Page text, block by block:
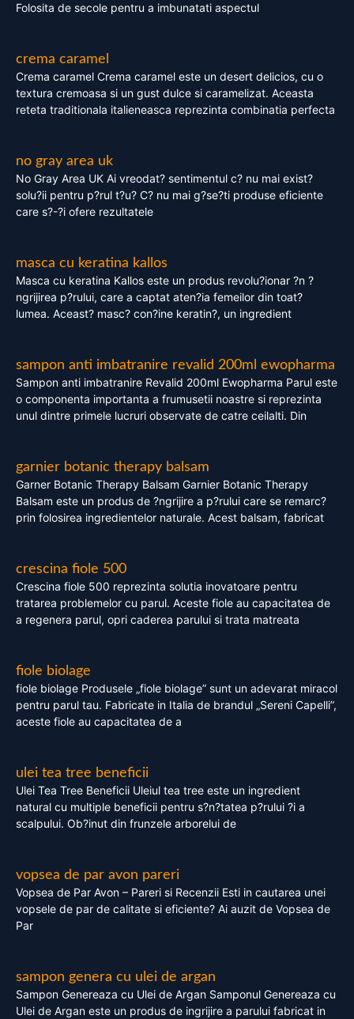
Folosita de secole pentru a imbunatati aspectul
crema caramel
Crema caramel Crema caramel este un desert delicios, cu o
textura cremoasa si un gust dulce si caramelizat. Aceasta
reteta traditionala italieneasca reprezinta combinatia perfecta
no gray area uk
No Gray Area UK Ai vreodat? sentimentul c? nu mai exist?
solu?ii pentru p?rul t?u? C? nu mai g?se?ti produse eficiente
care s?-?i ofere rezultatele
masca cu keratina kallos
Masca cu keratina Kallos este un produs revolu?ionar ?n ?
ngrijirea p?rului, care a captat aten?ia femeilor din toat?
lumea. Aceast? masc? con?ine keratin?, un ingredient
sampon anti imbatranire revalid 200ml ewopharma
Sampon anti imbatranire Revalid 200ml Ewopharma Parul este
o componenta importanta a frumusetii noastre si reprezinta
unul dintre primele lucruri observate de catre ceilalti. Din
garnier botanic therapy balsam
Garner Botanic Therapy Balsam Garnier Botanic Therapy
Balsam este un produs de ?ngrijire a p?rului care se remarc?
prin folosirea ingredientelor naturale. Acest balsam, fabricat
crescina fiole 500
Crescina fiole 500 reprezinta solutia inovatoare pentru
tratarea problemelor cu parul. Aceste fiole au capacitatea de
a regenera parul, opri caderea parului si trata matreata
fiole biolage
fiole biolage Produsele „fiole biolage” sunt un adevarat miracol
pentru parul tau. Fabricate in Italia de brandul „Sereni Capelli”,
aceste fiole au capacitatea de a
ulei tea tree beneficii
Ulei Tea Tree Beneficii Uleiul tea tree este un ingredient
natural cu multiple beneficii pentru s?n?tatea p?rului ?i a
scalpului. Ob?inut din frunzele arborelui de
vopsea de par avon pareri
Vopsea de Par Avon – Pareri si Recenzii Esti in cautarea unei
vopsele de par de calitate si eficiente? Ai auzit de Vopsea de
Par
sampon genera cu ulei de argan
Sampon Genereaza cu Ulei de Argan Samponul Genereaza cu
Ulei de Argan este un produs de ingrijire a parului fabricat in